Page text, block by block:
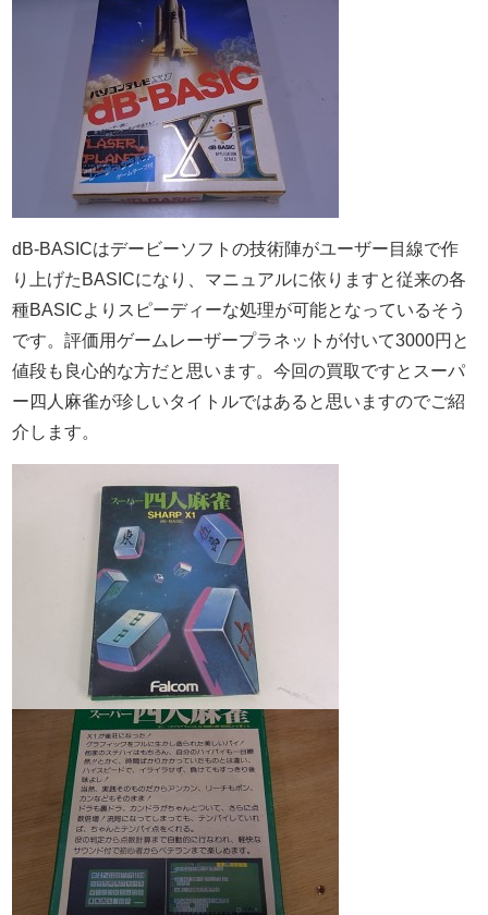
dB-BASICはデービーソフトの技術陣がユーザー目線で作
り上げたBASICになり、マニュアルに依りますと従来の各
種BASICよりスピーディーな処理が可能となっているそう
です。評価用ゲームレーザープラネットが付いて3000円と
値段も良心的な方だと思います。今回の買取ですとスーパ
ー四人麻雀が珍しいタイトルではあると思いますのでご紹
介します。